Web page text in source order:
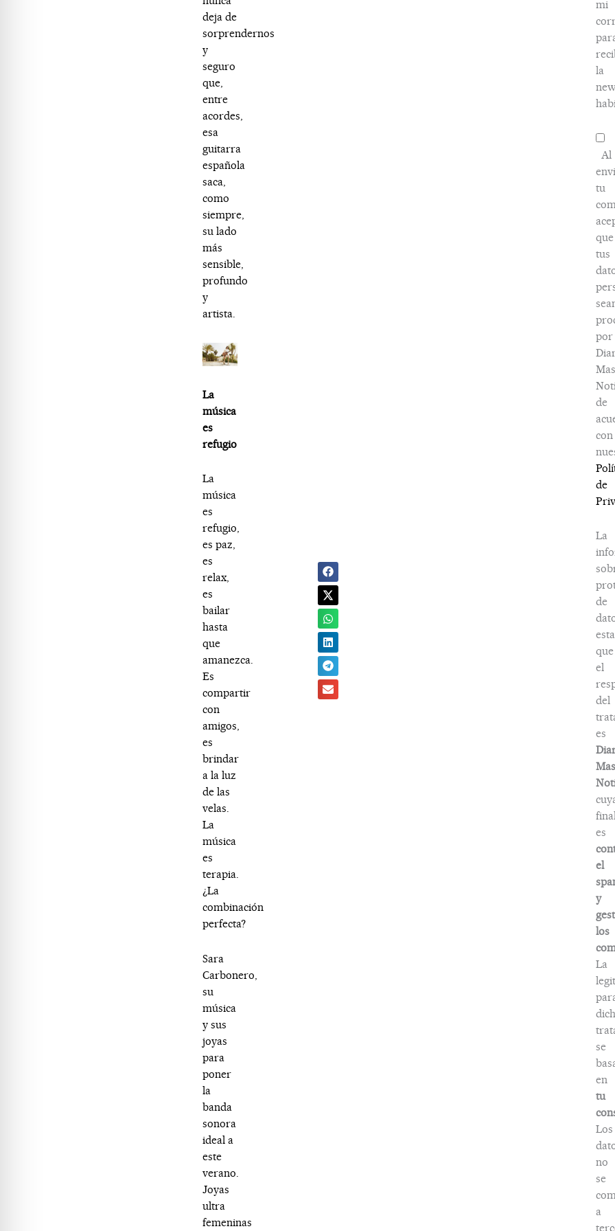
deja de
sorprendernos
y
seguro
que,
entre
acordes,
esa
guitarra
española
saca,
como
siempre,
su lado
más
sensible,
profundo
y
artista.
La
música
es
refugio
La
música
es
refugio,
es paz,
es
relax,
es
bailar
hasta
que
amanezca.
Es
compartir
con
amigos,
es
brindar
a la luz
de las
velas.
La
música
es
terapia.
¿La
combinación
perfecta?
Sara
Carbonero,
su
música
y sus
joyas
para
poner
la
banda
sonora
ideal a
este
verano.
Joyas
ultra
femeninas
mi
la
Al
tu
que
tus
por
Mas
de
con
de
La
de
que
el
del
es
Mas
es
el
y
los
La
se
en
tu
Los
no
se
a